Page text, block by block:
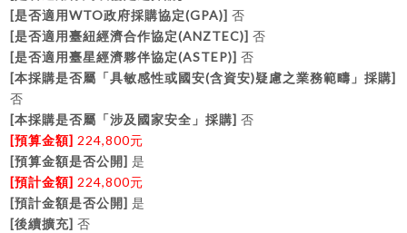
[是否適用WTO政府採購協定(GPA)] 否
[是否適用臺紐經濟合作協定(ANZTEC)] 否
[是否適用臺星經濟夥伴協定(ASTEP)] 否
[本採購是否屬「具敏感性或國安(含資安)疑慮之業務範疇」採購]
否
[本採購是否屬「涉及國家安全」採購] 否
[預算金額] 224,800元
[預算金額是否公開 ] 是
[預計金額] 224,800元
[預計金額是否公開 ] 是
[後續擴充] 否